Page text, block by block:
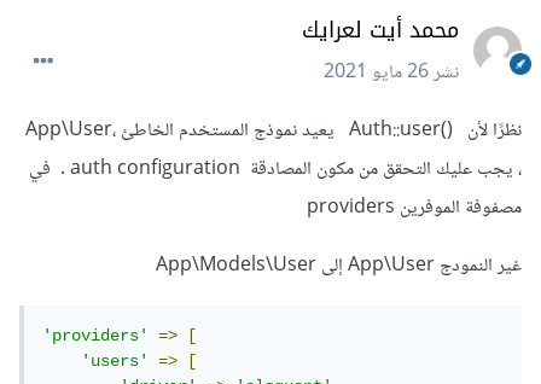
محمد أيت لعرايك
نشر26 مايو 2021
نظرًا لأن ()Auth::user يعيد نموذج المستخدم الخاطئ ،App\User
، يجب عليك التحقق من مكون المصادقة auth configuration . في
مصفوفة الموفرين providers
غير النمودج App\User إلى App\Models\User
'providers' =>
[
'users'
=>
[